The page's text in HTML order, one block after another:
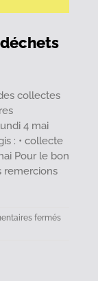
collectes
4 mai
: • collecte
Pour le bon
remercions
ferméssur